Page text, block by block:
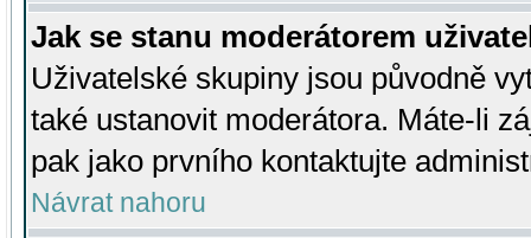
Jak se stanu moderátorem
Uživatelské skupiny jsou původně
také ustanovit moderátora. Máte-li
pak jako prvního kontaktujte
Návrat nahoru